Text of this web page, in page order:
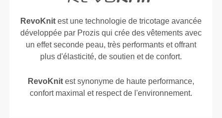
RevoKnitest une technologie de tricotage avancée
développée par Prozis qui crée des vêtements avec
un effet seconde peau, très performants et offrant
plus d'élasticité, de soutien et de confort.
RevoKnitest synonyme de haute performance,
confort maximal et respect de l'environnement.